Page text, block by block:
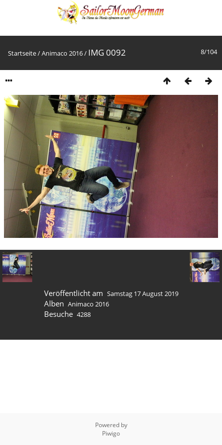
8/104
Startseite/Animaco 2016/ IMG 0092
Veröffentlicht am Samstag 17 August 2019
Alben Animaco 2016
Besuche 4288
Powered by
Piwigo